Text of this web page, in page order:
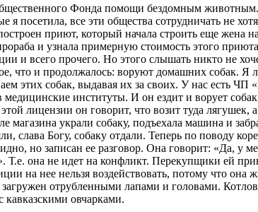
Фонда помощи бездомным животным.
я посетила, все эти общества сотрудничать не
построен приют, который начала строить еще
и узнала примерную стоимость этого
и всего прочего. Но этого слышать никто не
что и продолжалось: воруют домашних собак.
этих собак, выдавая их за своих. У нас есть ЧП
медицинские институты. И он ездит и ворует
лицензии он говорит, что возит туда
магазина украли собаку, подъехала машина и
слава Богу, собаку отдали. Теперь по поводу
но записан ее разговор. Она говорит: «Да, у
Т.е. она не идет на конфликт. Перекупщики ей
на нее нельзя воздействовать, потому что она
отрубленными лапами и головами.
овчарками.